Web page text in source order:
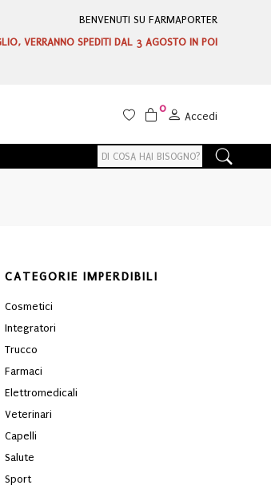
BENVENUTI SU FARMAPORTER
VERRANNO SPEDITI DAL 3 AGOSTO IN POI
0
Accedi
CATEGORIE IMPERDIBILI
Cosmetici
Integratori
Trucco
Farmaci
Elettromedicali
Veterinari
Capelli
Salute
Sport